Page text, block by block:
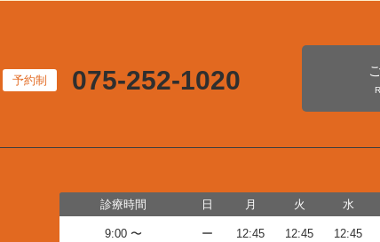
予約制 075-252-1020
診療時間 日 月 火 水
9:00 〜 ー 12:45 12:45 12:45